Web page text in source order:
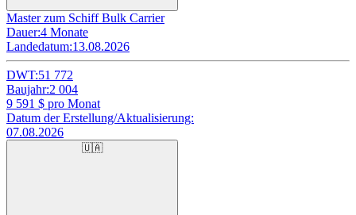
Master zum Schiff Bulk Carrier
Dauer:4 Monate
Landedatum:13.08.2026
DWT:51 772
Baujahr:2 004
9 591 $ pro Monat
Datum der Erstellung/Aktualisierung:
07.08.2026
🇺🇦